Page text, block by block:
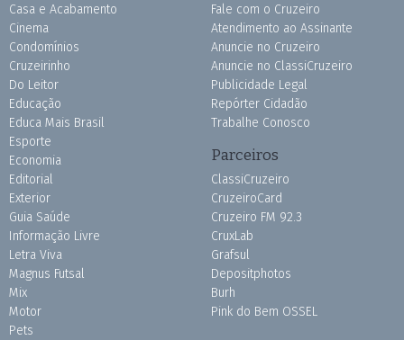
Casa e Acabamento
Cinema
Condomínios
Cruzeirinho
Do Leitor
Educação
Educa Mais Brasil
Esporte
Economia
Editorial
Exterior
Guia Saúde
Informação Livre
Letra Viva
Magnus Futsal
Mix
Motor
Pets
Fale com o Cruzeiro
Atendimento ao Assinante
Anuncie no Cruzeiro
Anuncie no ClassiCruzeiro
Publicidade Legal
Repórter Cidadão
Trabalhe Conosco
Parceiros
ClassiCruzeiro
CruzeiroCard
Cruzeiro FM 92.3
CruxLab
Grafsul
Depositphotos
Burh
Pink do Bem OSSEL